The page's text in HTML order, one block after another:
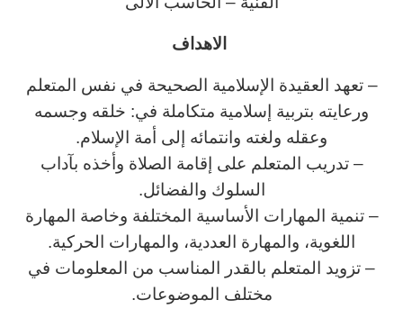
الاهداف
– تعهد العقيدة الإسلامية الصحيحة في نفس المتعلم
ورعايته بتربية إسلامية متكاملة في: خلقه وجسمه
وعقله ولغته وانتمائه إلى أمة الإسلام.
– تدريب المتعلم على إقامة الصلاة وأخذه بآداب
السلوك والفضائل.
– تنمية المهارات الأساسية المختلفة وخاصة المهارة
اللغوية، والمهارة العددية، والمهارات الحركية.
– تزويد المتعلم بالقدر المناسب من المعلومات في
مختلف الموضوعات.